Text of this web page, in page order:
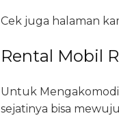
Cek juga halaman
Rental Mobil
Untuk
sejatinya bisa